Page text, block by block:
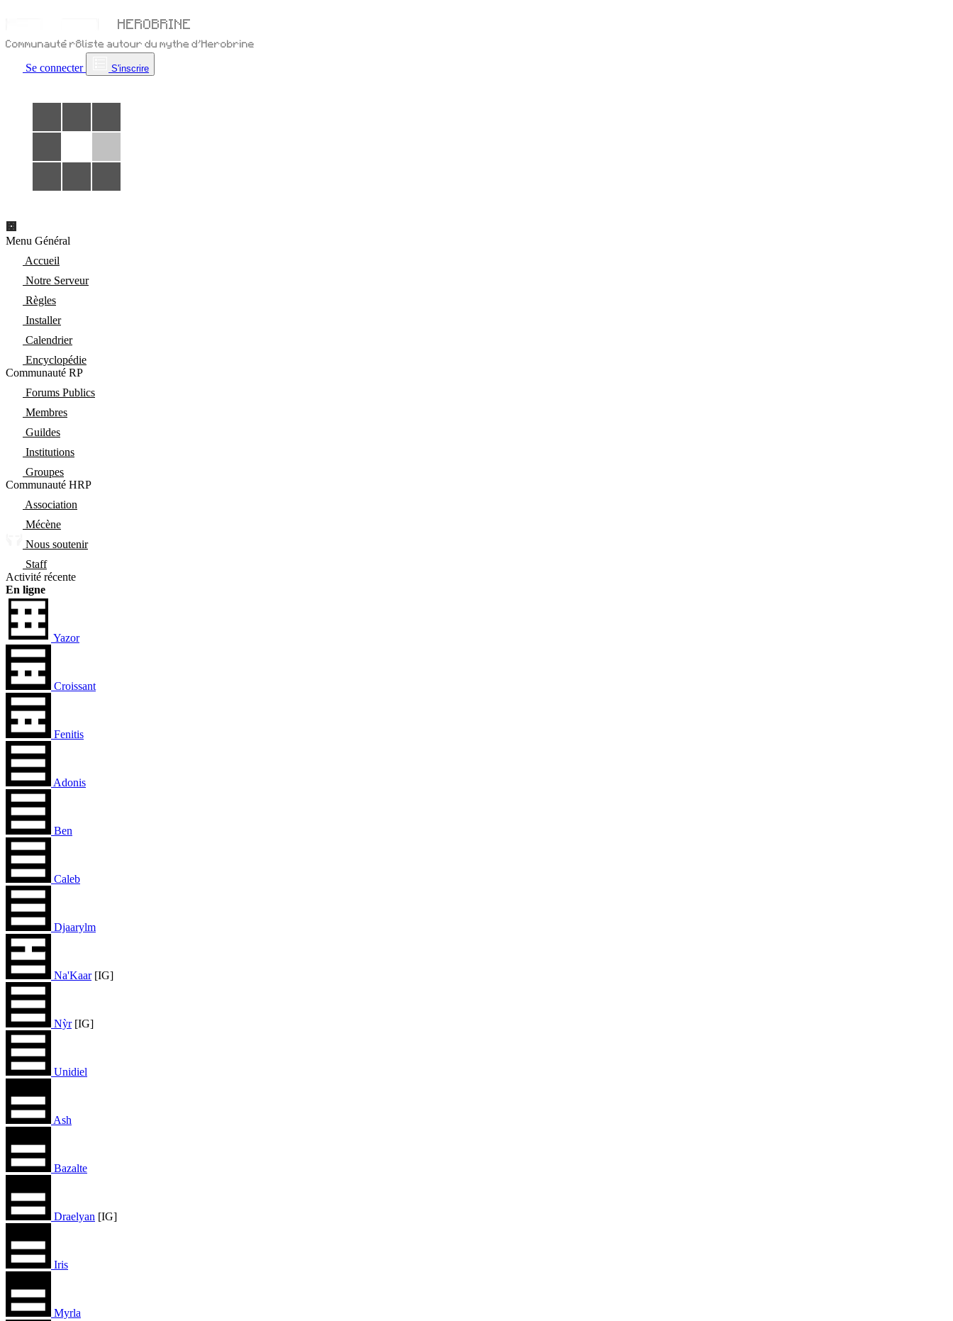
Se connecter S'inscrire
Menu Général
Accueil
Notre Serveur
Règles
Installer
Calendrier
Encyclopédie
Communauté RP
Forums Publics
Membres
Guildes
Institutions
Groupes
Communauté HRP
Association
Mécène
Nous soutenir
Staff
Activité récente
En ligne
Yazor
Croissant
Fenitis
Adonis
Ben
Caleb
Djaarylm
Na'Kaar[IG]
Nỳr[IG]
Unidiel
Ash
Bazalte
Draelyan [IG]
Iris
Myrla